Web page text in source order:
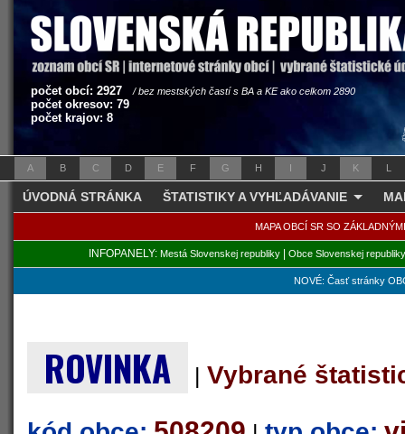
počet obcí: 2927 / bez mestských častí s BA a KE ako celkom 2890
počet okresov: 79
počet krajov: 8
A B C D E F G H I J K L
ÚVODNÁ STRÁNKA ŠTATISTIKY A VYHĽADÁVANIE
MAPA OBCÍ SR SO
INFOPANELY: Mestá Slovenskej republiky| Obce Slovenskej republiky
NOVÉ: Časť stránky
ROVINKA | Vybrané